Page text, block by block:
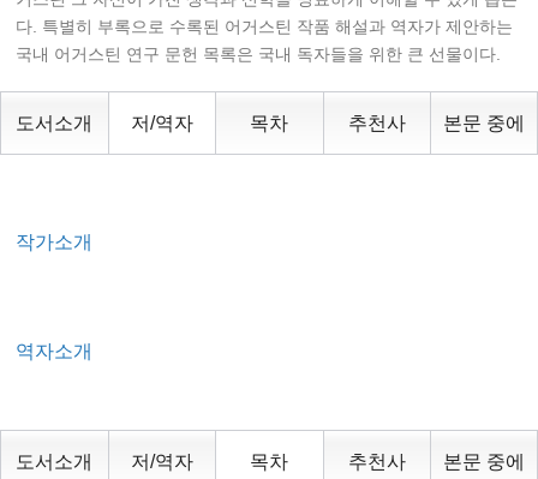
다. 특별히 부록으로 수록된 어거스틴 작품 해설과 역자가 제안하는
국내 어거스틴 연구 문헌 목록은 국내 독자들을 위한 큰 선물이다.
도서소개 저/역자 목차 추천사 본문 중에
작가소개
역자소개
도서소개 저/역자 목차 추천사 본문 중에